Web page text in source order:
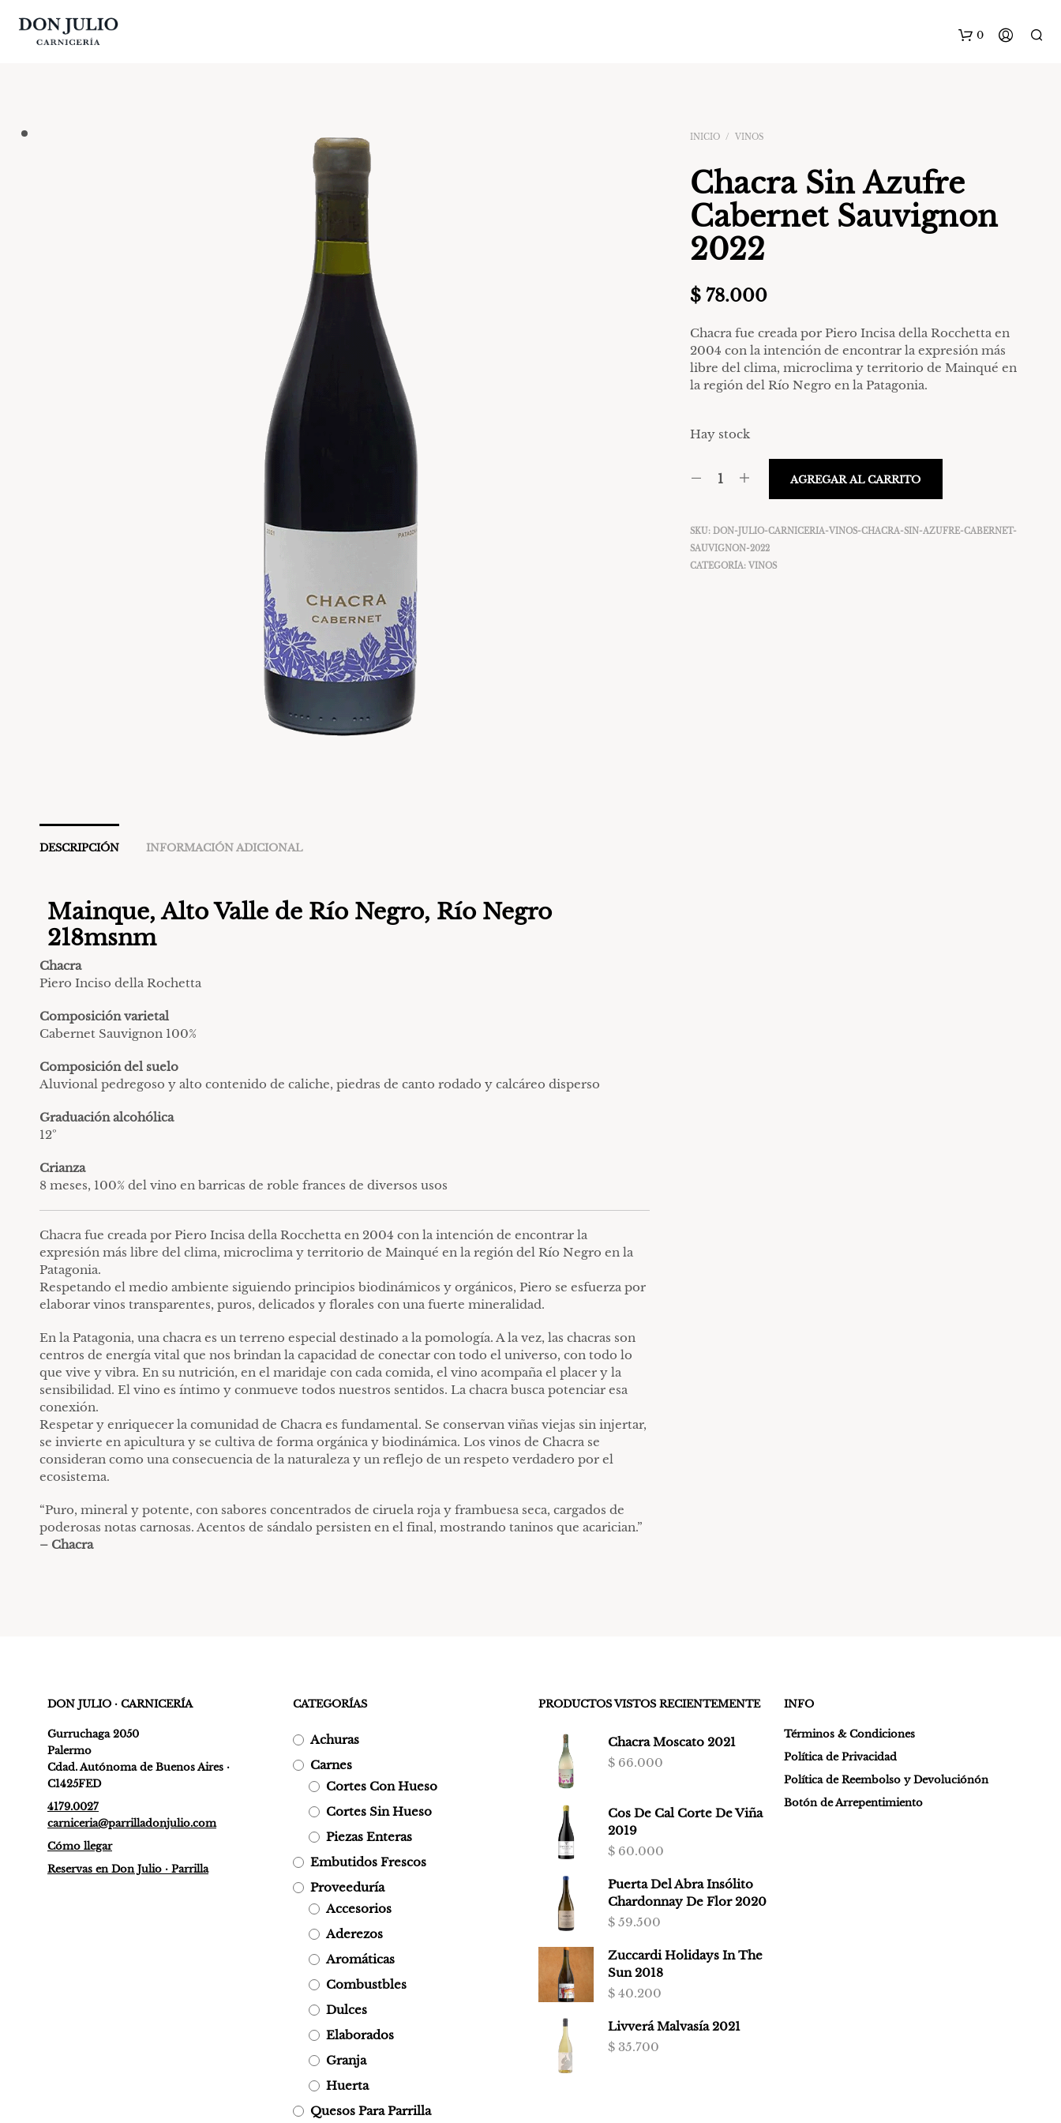
0
O
C
R
INICIO / VINOS
Chacra Sin Azufre
Cabernet Sauvignon
2022
$78.000
Chacra fue creada por Piero Incisa della Rocchetta en
2004 con la intención de encontrar la expresión más
libre del clima, microclima y territorio de Mainqué en
la región del Río Negro en la Patagonia.
Hay stock
AGREGAR AL CARRITO
SKU: DON-JULIO-CARNICERIA-VINOS-CHACRA-SIN-AZUFRE-CABERNET-
SAUVIGNON-2022
CATEGORÍA: VINOS
DESCRIPCIÓN INFORMACIÓN ADICIONAL
Mainque, Alto Valle de Río Negro, Río Negro
218msnm
Chacra
Piero Inciso della Rochetta
Composición varietal
Cabernet Sauvignon 100%
Composición del suelo
Aluvional pedregoso y alto contenido de caliche, piedras de canto rodado y calcáreo disperso
Graduación alcohólica
12º
Crianza
8 meses, 100% del vino en barricas de roble frances de diversos usos
Chacra fue creada por Piero Incisa della Rocchetta en 2004 con la intención de encontrar la
expresión más libre del clima, microclima y territorio de Mainqué en la región del Río Negro en la
Patagonia.
Respetando el medio ambiente siguiendo principios biodinámicos y orgánicos, Piero se esfuerza por
elaborar vinos transparentes, puros, delicados y florales con una fuerte mineralidad.
En la Patagonia, una chacra es un terreno especial destinado a la pomología. A la vez, las chacras son
centros de energía vital que nos brindan la capacidad de conectar con todo el universo, con todo lo
que vive y vibra. En su nutrición, en el maridaje con cada comida, el vino acompaña el placer y la
sensibilidad. El vino es íntimo y conmueve todos nuestros sentidos. La chacra busca potenciar esa
conexión.
Respetar y enriquecer la comunidad de Chacra es fundamental. Se conservan viñas viejas sin injertar,
se invierte en apicultura y se cultiva de forma orgánica y biodinámica. Los vinos de Chacra se
consideran como una consecuencia de la naturaleza y un reflejo de un respeto verdadero por el
ecosistema.
“Puro, mineral y potente, con sabores concentrados de ciruela roja y frambuesa seca, cargados de
poderosas notas carnosas. Acentos de sándalo persisten en el final, mostrando taninos que acarician.”
– Chacra
DON JULIO · CARNICERÍA
Gurruchaga 2050
Palermo
Cdad. Autónoma de Buenos Aires ·
C1425FED
4179.0027
carniceria@parrilladonjulio.com
Cómo llegar
Reservas en Don Julio · Parrilla
CATEGORÍAS
Achuras
Carnes
Cortes Con Hueso
Cortes Sin Hueso
Piezas Enteras
Embutidos Frescos
Proveeduría
Accesorios
Aderezos
Aromáticas
Combustbles
Dulces
Elaborados
Granja
Huerta
Quesos Para Parrilla
PRODUCTOS VISTOS RECIENTEMENTE
Chacra Moscato 2021
$ 66.000
Cos De Cal Corte De Viña
2019
$ 60.000
Puerta Del Abra Insólito
Chardonnay De Flor 2020
$ 59.500
Zuccardi Holidays In The
Sun 2018
$ 40.200
Livverá Malvasía 2021
$ 35.700
INFO
Términos & Condiciones
Política de Privacidad
Política de Reembolso y Devoluciónón
Botón de Arrepentimiento